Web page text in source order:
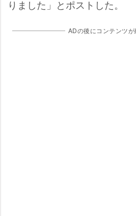
りました」とポストした。
ADの後にコンテンツが